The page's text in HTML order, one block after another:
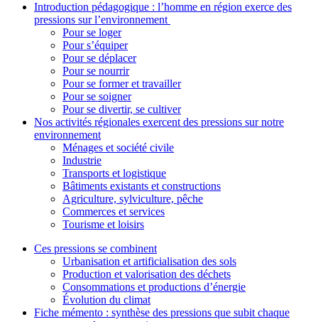
Introduction pédagogique : l’homme en région exerce des
pressions sur l’environnement
Pour se loger
Pour s’équiper
Pour se déplacer
Pour se nourrir
Pour se former et travailler
Pour se soigner
Pour se divertir, se cultiver
Nos activités régionales exercent des pressions sur notre
environnement
Ménages et société civile
Industrie
Transports et logistique
Bâtiments existants et constructions
Agriculture, sylviculture, pêche
Commerces et services
Tourisme et loisirs
Ces pressions se combinent
Urbanisation et artificialisation des sols
Production et valorisation des déchets
Consommations et productions d’énergie
Évolution du climat
Fiche mémento : synthèse des pressions que subit chaque